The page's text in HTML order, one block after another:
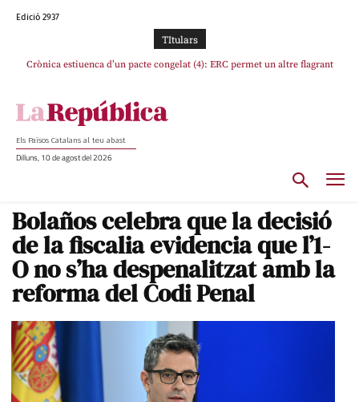
Edició 2937
TItulars
Crònica estiuenca d’un pacte congelat (4): ERC permet un altre flagrant
Rufián boicoteja l’estratègia d’acostament a Junts d’Oriol Junqueras
Els Països Catalans al teu abast
Dilluns, 10 de agost del 2026
Bolaños celebra que la decisió
de la fiscalia evidencia que l’1-
O no s’ha despenalitzat amb la
reforma del Codi Penal